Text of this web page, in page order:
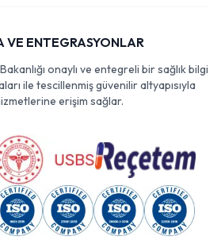
VE ENTEGRASYONLAR
onaylı ve entegreli bir sağlık bilgi
ile tescillenmiş güvenilir altyapısıyla
erişim sağlar.